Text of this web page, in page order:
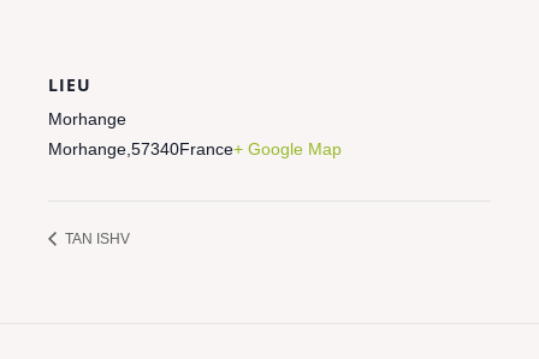
LIEU
Morhange
Morhange 57340France+ Google Map
TAN ISHV